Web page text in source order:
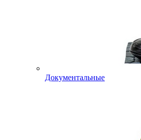
Документальные